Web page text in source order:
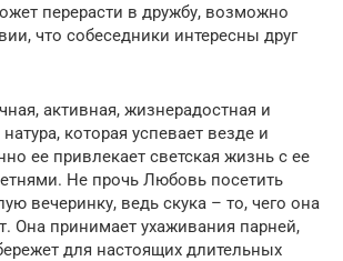
перерасти в дружбу, возможно
что собеседники интересны друг
активная, жизнерадостная и
которая успевает везде и
ее привлекает светская жизнь с ее
Не прочь Любовь посетить
вечеринку, ведь скука – то, чего она
Она принимает ухаживания парней,
для настоящих длительных